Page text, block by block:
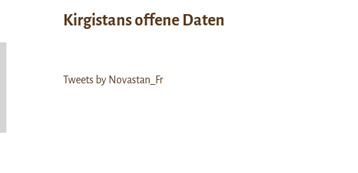
Kirgistans offene Daten
Tweets by Novastan_Fr